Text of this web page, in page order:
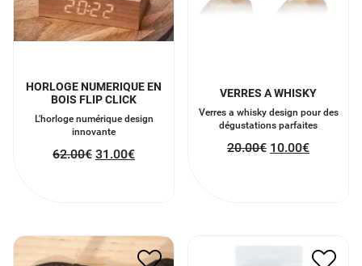
HORLOGE NUMERIQUE EN
BOIS FLIP CLICK
L'horloge numérique design
innovante
62.00€ 31.00€
VERRES A WHISKY
Verres a whisky design pour des
dégustations parfaites
20.00€ 10.00€
45.00 € 22.50 €
THERMOMÈTRE